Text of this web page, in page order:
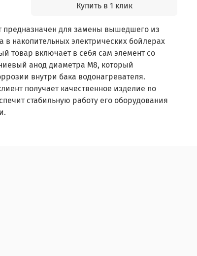
Купить в 1 клик
предназначен для замены вышедшего из
в накопительных электрических бойлерах
товар включает в себя сам элемент со
анод диаметра М8, который
внутри бака водонагревателя.
получает качественное изделие по
стабильную работу его оборудования